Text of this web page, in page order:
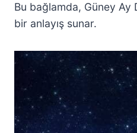
Bu bağlamda, Güney
bir anlayış sunar.